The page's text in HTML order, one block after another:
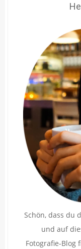
Schön, dass du
und auf
Fotografie-Blog